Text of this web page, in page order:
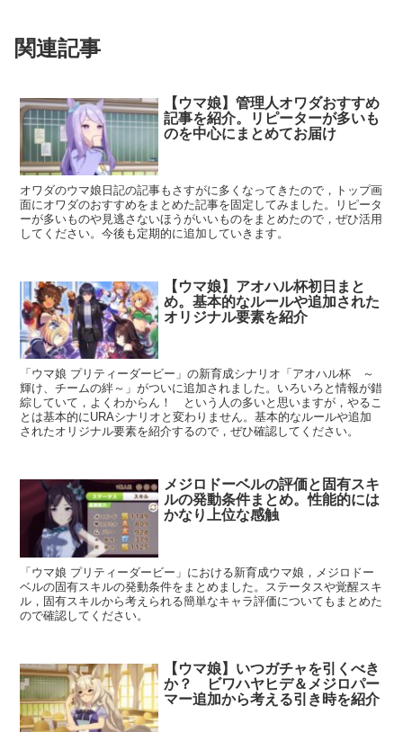
関連記事
【ウマ娘】管理人オワダおすすめ
記事を紹介。リピーターが多いも
のを中心にまとめてお届け
オワダのウマ娘日記の記事もさすがに多くなってきたので，トップ画
面にオワダのおすすめをまとめた記事を固定してみました。リピータ
ーが多いものや見逃さないほうがいいものをまとめたので，ぜひ活用
してください。今後も定期的に追加していきます。
【ウマ娘】アオハル杯初日まと
め。基本的なルールや追加された
オリジナル要素を紹介
「ウマ娘 プリティーダービー」の新育成シナリオ「アオハル杯 ～
輝け、チームの絆～」がついに追加されました。いろいろと情報が錯
綜していて，よくわからん！ という人の多いと思いますが，やるこ
とは基本的にURAシナリオと変わりません。基本的なルールや追加
されたオリジナル要素を紹介するので，ぜひ確認してください。
メジロドーベルの評価と固有スキ
ルの発動条件まとめ。性能的には
かなり上位な感触
「ウマ娘 プリティーダービー」における新育成ウマ娘，メジロドー
ベルの固有スキルの発動条件をまとめました。ステータスや覚醒スキ
ル，固有スキルから考えられる簡単なキャラ評価についてもまとめた
ので確認してください。
【ウマ娘】いつガチャを引くべき
か？ ビワハヤヒデ＆メジロパー
マー追加から考える引き時を紹介